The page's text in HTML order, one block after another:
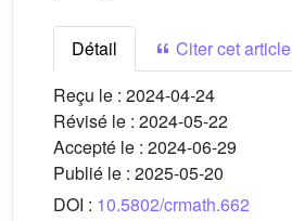
Détail
Citer cet article
Reçu le : 2024-04-24
Révisé le : 2024-05-22
Accepté le : 2024-06-29
Publié le : 2025-05-20
DOI : 10.5802/crmath.662